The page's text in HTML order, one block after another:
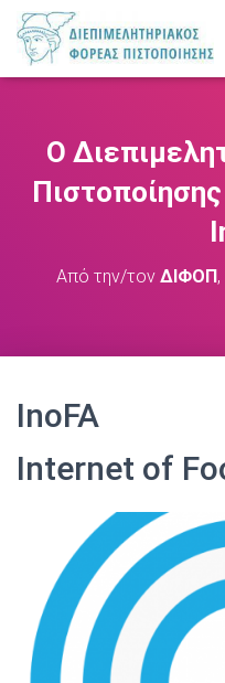
Ο
Από την/τον ΔΙΦΟΠ
InoFA
Internet of